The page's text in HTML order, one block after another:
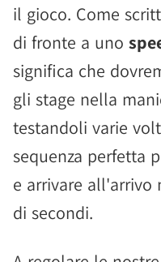
il gioco. Come
di fronte a uno
significa che
gli stage nella
testandoli varie
sequenza perfetta
e arrivare all'arrivo
di secondi.